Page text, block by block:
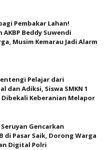
Pembakar Lahan!
AKBP Beddy Suwendi
Musim Kemarau Jadi Alarm
Pelajar dari
dan Adiksi, Siswa SMKN 1
Dibekali Keberanian Melapor
Gencarkan
di Pasar Saik, Dorong Warga
Digital Polri